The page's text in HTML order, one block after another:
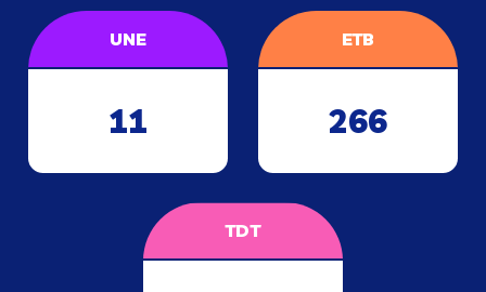
UNE
11
ETB
266
TDT